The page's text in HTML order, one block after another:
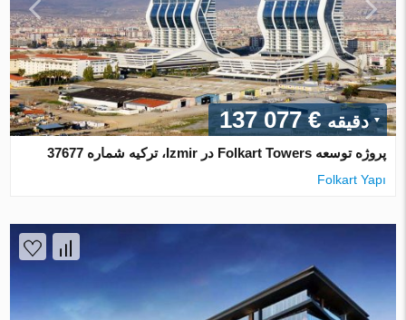
دقیقه€ 137 077
پروژه توسعه Folkart Towers در Izmir، ترکیه شماره 37677
Folkart Yapı